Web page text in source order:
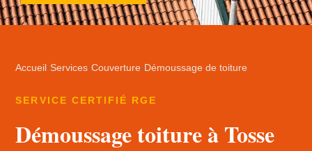
Accueil ›Services›Couverture› Démoussage de toiture
SERVICE CERTIFIÉ RGE
Démoussage toiture à Tosse